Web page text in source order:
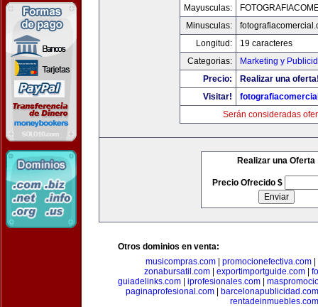
Mayusculas:
Minusculas:
Longitud:
19 caracteres
Categorias:
Marketing y
Precio:
Realizar una
Visitar!
Serán consideradas
Realizar una Oferta
Precio Ofrecido $
Otros dominios en venta:
musicompras.com
promocionefectiva.com
zonabursatil.com
exportimportguide.com
guiadelinks.com
iprofesionales.com
paginaprofesional.com|
barcelonapublicidad.com
rentadeinmuebles.com